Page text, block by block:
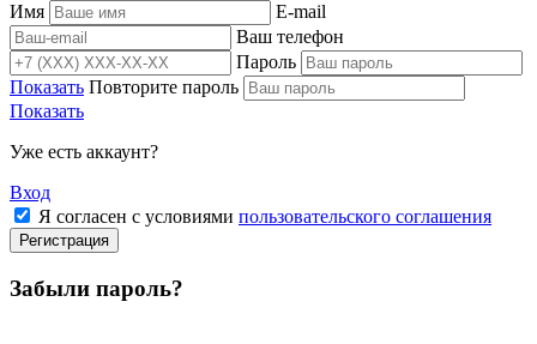
Имя
E-mail
Ваш телефон
Пароль
Показать Повторите пароль
Показать
Уже есть аккаунт?
Вход
Я согласен с условиями пользовательского соглашения
Регистрация
Забыли пароль?